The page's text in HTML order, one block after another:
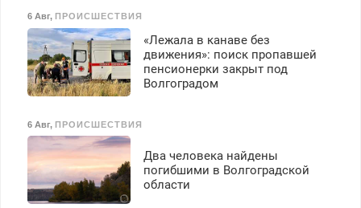
6 Авг, ПРОИСШЕСТВИЯ
«Лежала в канаве без
движения»: поиск пропавшей
пенсионерки закрыт под
Волгоградом
6 Авг, ПРОИСШЕСТВИЯ
Два человека найдены
погибшими в Волгоградской
области